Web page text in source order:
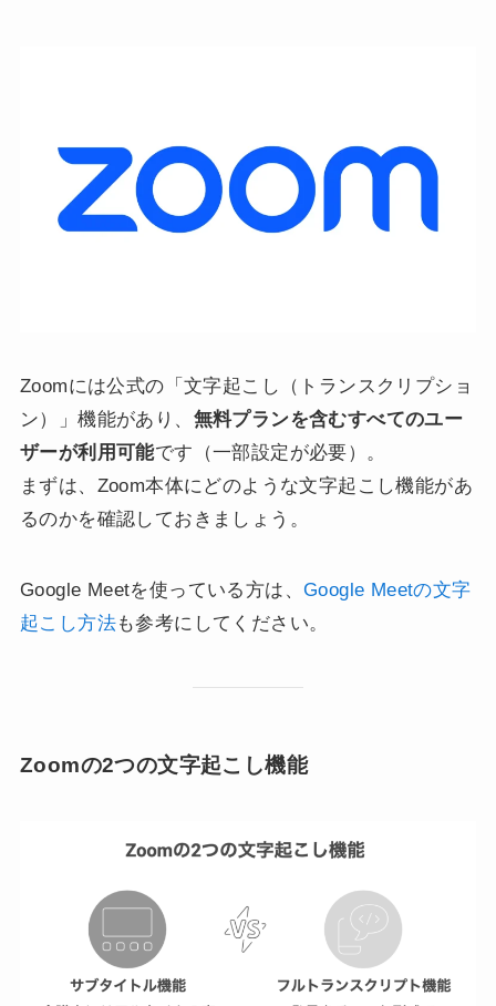
Zoomには公式の「文字起こし（トランスクリプショ
ン）」機能があり、 無料プランを含むすべてのユー
ザーが利用可能です（一部設定が必要）。
まずは、Zoom本体にどのような文字起こし機能があ
るのかを確認しておきましょう。
Google Meetを使っている方は、 Google Meetの文字
起こし方法も参考にしてください。
Zoomの2つの文字起こし機能